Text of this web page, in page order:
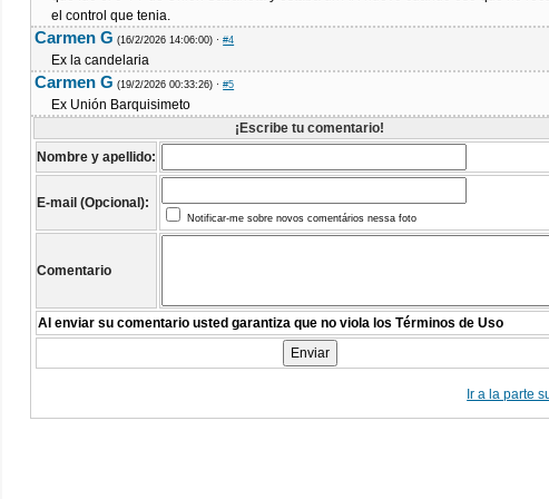
el control que tenia.
Carmen G (16/2/2026 14:06:00) ·#4
Ex la candelaria
Carmen G (19/2/2026 00:33:26) ·#5
Ex Unión Barquisimeto
¡Escribe tu comentario!
Nombre y apellido:
E-mail (Opcional):
Notificar-me sobre novos comentários nessa foto
Comentario
Al enviar su comentario usted garantiza que no viola los Términos de Uso
Ir a la parte